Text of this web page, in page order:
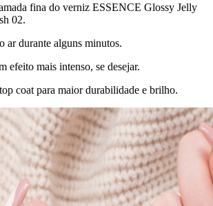
fina do verniz ESSENCE Glossy Jelly
02.
ar durante alguns minutos.
efeito mais intenso, se desejar.
coat para maior durabilidade e brilho.